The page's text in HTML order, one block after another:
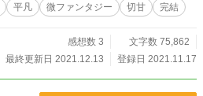
平凡 微ファンタジー 切甘 完結
感想数 3
文字数 75,862
最終更新日 2021.12.13
登録日 2021.11.17